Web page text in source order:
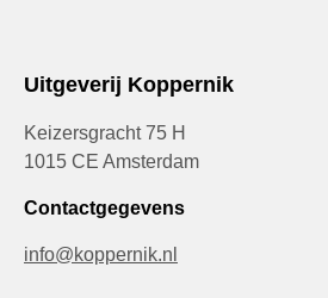
Uitgeverij Koppernik
Keizersgracht 75 H
1015 CE Amsterdam
Contactgegevens
info@koppernik.nl